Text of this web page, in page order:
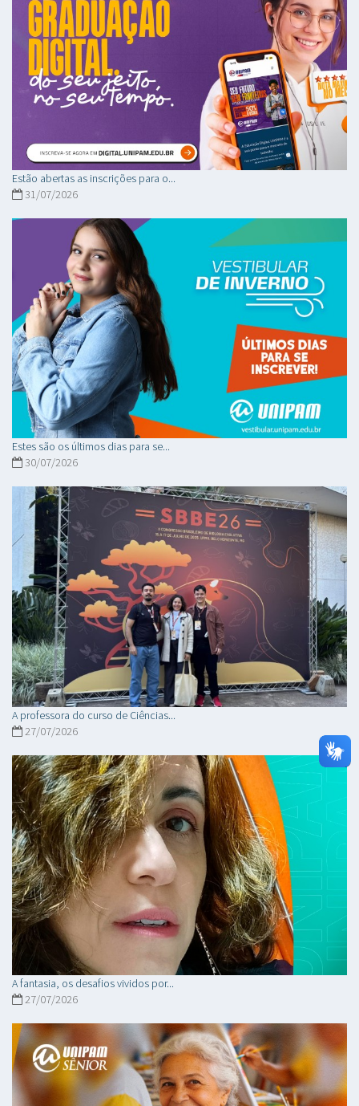
Estão abertas as inscrições para o...
31/07/2026
Estes são os últimos dias para se...
30/07/2026
A professora do curso de Ciências...
27/07/2026
A fantasia, os desafios vividos por...
27/07/2026